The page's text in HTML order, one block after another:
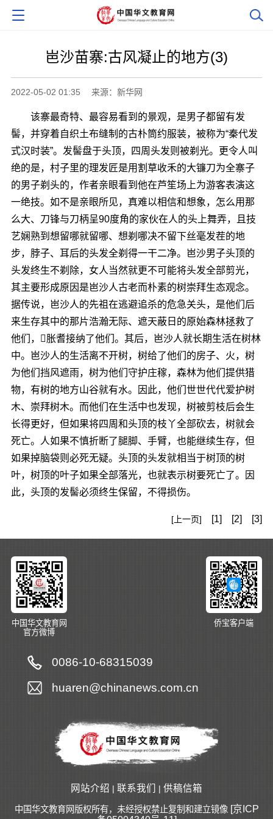
岜沙苗寨:古风凝止的地方(3)
2022-05-02 01:35 来源：新华网
该寨最奇特、最容易看到的景观，是男子都留有发
髻，并穿着自织土布缝制的古朴筒约服装，被称为“秦代发
式汉时装”。发髻盘于头顶，四周头发则被剃光。更令人叫
绝的是，村子里的理发匠是用割草收禾的大镰刀为全寨子
的男子剃头的，作者亲眼看到他在芦笙场上为游客表演这
一绝技。如不是亲眼所见，真难以相信和想象，怎么用那
么大、刀锋与刀柄呈90度角的家伙在人的头上舞弄，且技
艺娴熟到想留哪就留哪、想剃哪决不留下丝毫发茬的地
步，脖子、耳后的头发全剃得一干二净。岜沙男子头顶的
头发终生不剃除，女人当然就更不可能将头发全部剪光，
其主要形成原因是岜沙人古老而朴素的树崇拜生态观念。
据传说，岜沙人的先祖在逃避追杀的危急关头，是他们后
来生存其中的那片浩瀚无际、遮天蔽日的原始森林拯救了
他们，胀耆接纳了他们。其后，岜沙人就长期生活在树林
中。岜沙人的生活离不开树，树给了他们的房子、火，树
为他们挡风遮雨，树为他们守护庄稼，森林为他们提供猎
物，有树的地方山谷就有水。因此，他们世世代代爱护树
木、崇拜树木。而他们在生活中也发现，树被剪枝后会生
长得更好，但如果将四周和头顶的枝丫全部砍去，树就会
死亡。人如果不慎折断了腿脚、手臂，也能继续生存，但
如果掉脑袋则必死无疑。头顶的头发就相当于树顶的树
叶，树顶的叶子如果全部落光，也就表示树要死亡了。因
此，头顶的发髻必须终生保留，不得损伤。
[上一页] [1] [2] [3]
中国华文教育网
官方微博
侨宝客户端
0086-10-68315039
huaren@chinanews.com.cn
网站介绍 | 联系我们 | 供稿信箱
中国华文教育网版权所有，未经授权禁止复制和建立镜像 [京ICP